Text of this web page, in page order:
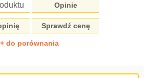
Opinie
Sprawdź cenę
+ do porównania